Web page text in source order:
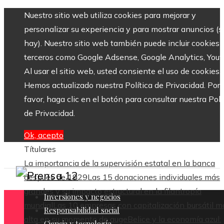
Nuestro sitio web utiliza cookies para mejorar y
personalizar su experiencia y para mostrar anuncios
hay). Nuestro sitio web también puede incluir cookies
terceros como Google Adsense, Google Analytics,
Al usar el sitio web, usted consiente el uso de cookies.
Hemos actualizado nuestra Política de Privacidad. Por
favor, haga clic en el botón para consultar nuestra
de Privacidad.
Ok, acepto
Títulares
La importancia de la supervisión estatal en la banca
después de 1929Las 15 donaciones individuales más
grandes y su impacto estructural en la filantropía
mundial
Las 10 empresas con capitalización bursátil
alta en su momento de auge Belice y la economía azul:
Inversiones y negocios
Responsabilidad social